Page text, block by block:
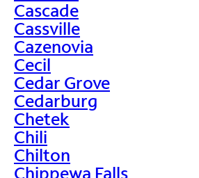
Cascade
Cassville
Cazenovia
Cecil
Cedar Grove
Cedarburg
Chetek
Chili
Chilton
Chippewa Falls